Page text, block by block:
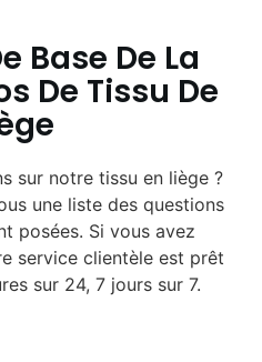
Base De La
De Tissu De
sur notre tissu en liège ?
une liste des questions
posées. Si vous avez
service clientèle est prêt
sur 24, 7 jours sur 7.